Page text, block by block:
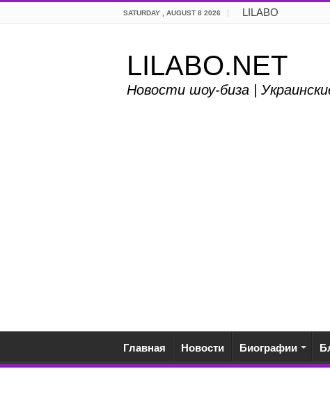
SATURDAY , AUGUST 8 2026 LILABO
LILABO.NET
Новости шоу-биза |
Главная Новости Биографии